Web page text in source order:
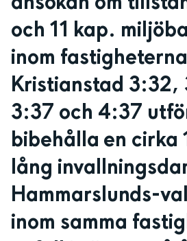
och 11 kap.
inom fastigheterna
Kristianstad 3:32,
3:37 och 4:37
bibehålla en cirka
lång
Hammarslunds-
inom samma